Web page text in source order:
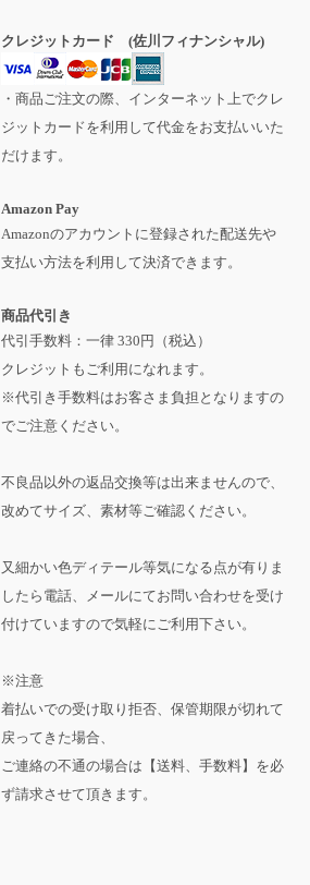
クレジットカード (佐川フィナンシャル)
・商品ご注文の際、インターネット上でクレ
ジットカードを利用して代金をお支払いいた
だけます。
Amazon Pay
Amazonのアカウントに登録された配送先や
支払い方法を利用して決済できます。
商品代引き
代引手数料：一律 330円（税込）
クレジットもご利用になれます。
※代引き手数料はお客さま負担となりますの
でご注意ください。
不良品以外の返品交換等は出来ませんので、
改めてサイズ、素材等ご確認ください。
又細かい色ディテール等気になる点が有りま
したら電話、メールにてお問い合わせを受け
付けていますので気軽にご利用下さい。
※注意
着払いでの受け取り拒否、保管期限が切れて
戻ってきた場合、
ご連絡の不通の場合は【送料、手数料】を必
ず請求させて頂きます。